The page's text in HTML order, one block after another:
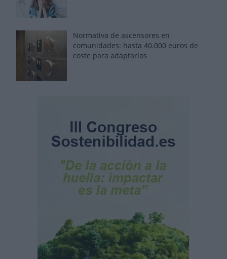
Normativa de ascensores en
comunidades: hasta 40.000 euros de
coste para adaptarlos